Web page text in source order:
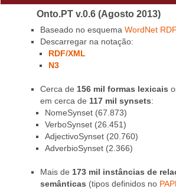
Onto.PT v.0.6 (Agosto 2013)
Baseado no esquemaWordNet
Descarregar na notação:
RDF/XML
N3
Cerca de 156 mil formas lexicais
em cerca de 117 mil synsets:
NomeSynset (67.873)
VerboSynset (26.451)
AdjectivoSynset (20.760)
AdverbioSynset (2.366)
Mais de 173 mil instâncias de
semânticas (tipos definidos no